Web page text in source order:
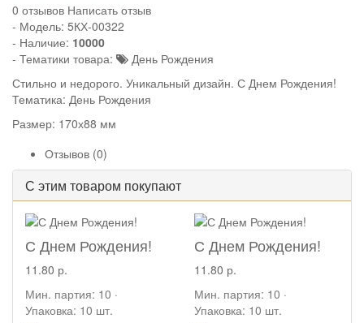
0 отзывов Написать отзыв
- Модель: 5КХ-00322
- Наличие: 10000
- Тематики товара:
День Рождения
Стильно и недорого. Уникальный дизайн. С Днем Рождения!
Тематика: День Рождения
Размер: 170х88 мм
Отзывов (0)
С этим товаром покупают
С Днем Рождения!
11.80 р.
Мин. партия: 10 ·
Упаковка: 10 шт.
С Днем Рождения!
11.80 р.
Мин. партия: 10 ·
Упаковка: 10 шт.